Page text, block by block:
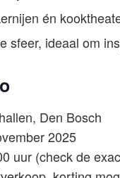
én
sfeer, ideaal om
Den Bosch
2025
uur (check de